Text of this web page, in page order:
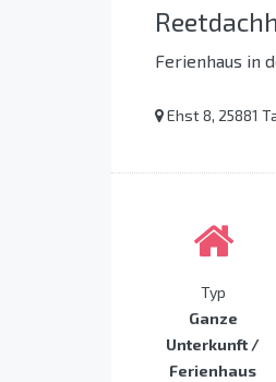
Ferienhaus in
Ehst 8, 25881
Typ
Ganze
Unterkunft /
Ferienhaus